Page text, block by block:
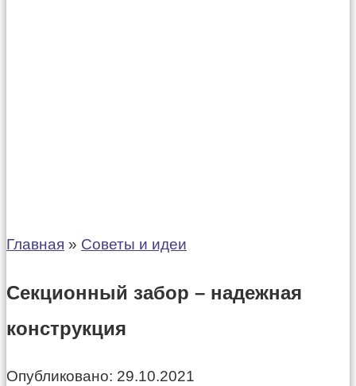
Главная » Советы и идеи
Секционный забор – надежная
конструкция
Опубликовано: 29.10.2021